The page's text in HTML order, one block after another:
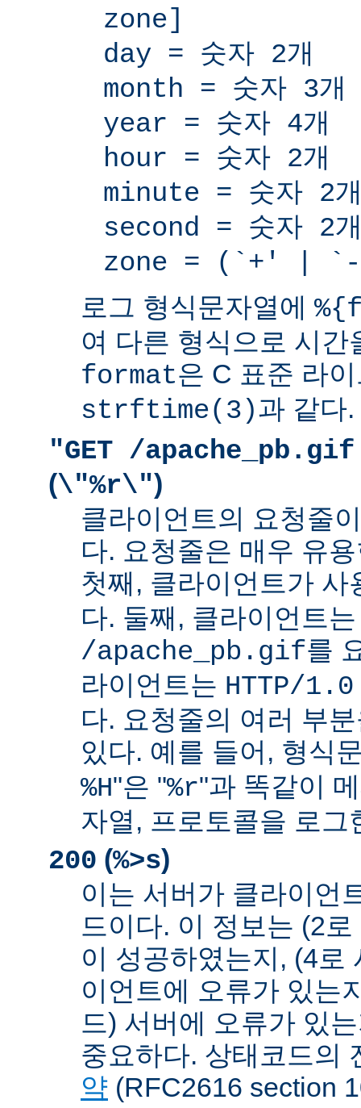
zone]
day = 숫자 2개
month = 숫자 3개
year = 숫자 4개
hour = 숫자 2개
minute = 숫자 2
second = 숫자 2
zone = (`+' | `-
로그 형식문자열에
여 다른 형식으로 시간
format은 C 표준 라
strftime(3)과 같다.
"GET /
(\"%r\")
클라이언트의 요청줄
다. 요청줄은 매우 유
첫째, 클라이언트가
다. 둘째, 클라이언트
/apache_pb.gif를
라이언트는 HTTP/1.0
다. 요청줄의 여러 부
있다. 예를 들어, 형식
%H"은 "%r"과 똑같이
자열, 프로토콜을 로그
200 (%>s)
이는 서버가 클라이언
드이다. 이 정보는 (2
이 성공하였는지, (4로
이언트에 오류가 있는
드) 서버에 오류가 있
중요하다. 상태코드의
약 (RFC2616 section